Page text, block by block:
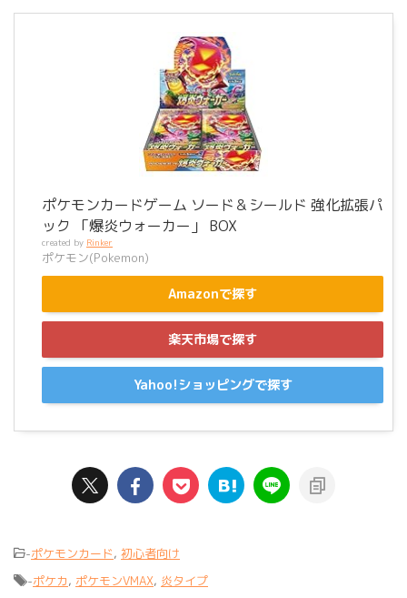
ポケモンカードゲーム ソード＆シールド 強化拡張パ
ック 「爆炎ウォーカー」 BOX
created by Rinker
ポケモン(Pokemon)
Amazonで探す
楽天市場で探す
Yahoo!ショッピングで探す
-ポケモンカード, 初心者向け
-ポケカ, ポケモンVMAX, 炎タイプ